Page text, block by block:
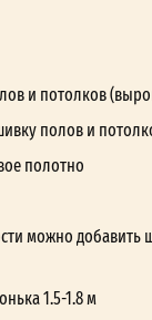
и потолков
полов и
полотно
можно добавить
1.5-1.8 м